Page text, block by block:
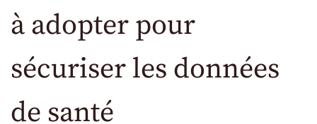
à adopter pour
sécuriser les données
de santé